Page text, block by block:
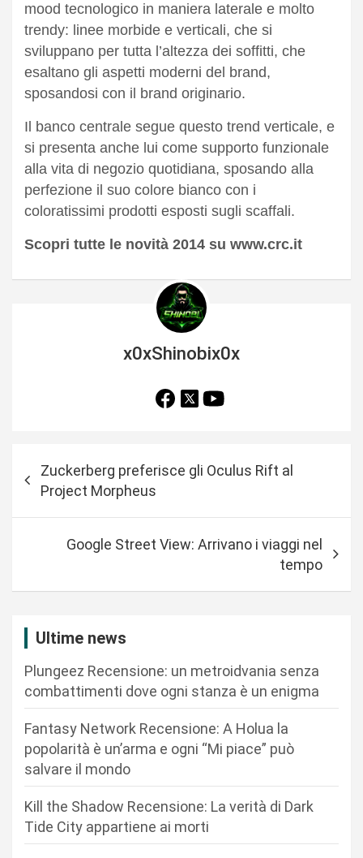
mood tecnologico in maniera laterale e molto
trendy: linee morbide e verticali, che si
sviluppano per tutta l’altezza dei soffitti, che
esaltano gli aspetti moderni del brand,
sposandosi con il brand originario.
Il banco centrale segue questo trend verticale, e
si presenta anche lui come supporto funzionale
alla vita di negozio quotidiana, sposando alla
perfezione il suo colore bianco con i
coloratissimi prodotti esposti sugli scaffali.
Scopri tutte le novità 2014 su www.crc.it
x0xShinobix0x
a
Zuckerberg preferisce gli Oculus Rift al
Project Morpheus
Google Street View: Arrivano i viaggi nel
tempo
Ultime news
Plungeez Recensione: un metroidvania senza
combattimenti dove ogni stanza è un enigma
Fantasy Network Recensione: A Holua la
popolarità è un’arma e ogni “Mi piace” può
salvare il mondo
Kill the Shadow Recensione: La verità di Dark
Tide City appartiene ai morti